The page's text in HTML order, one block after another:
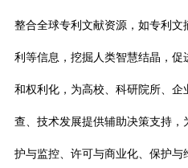
整合全球专利文献资源，如专利
利等信息，挖掘人类智慧结晶，
和权利化，为高校、科研院所、
查、技术发展提供辅助决策支持
护与监控、许可与商业化、保护与